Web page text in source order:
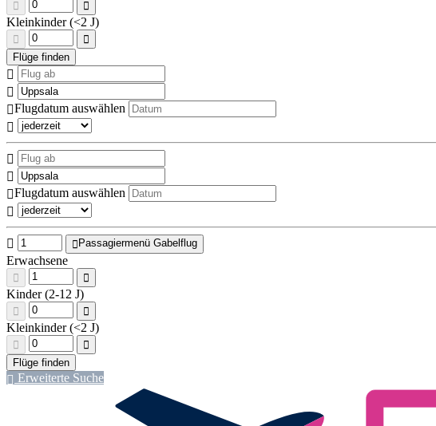
Kleinkinder (<2 J)
Flugdatum auswählen
Flugdatum auswählen
Passagiermenü Gabelflug
Erwachsene
Kinder (2-12 J)
Kleinkinder (<2 J)
Erweiterte Suche